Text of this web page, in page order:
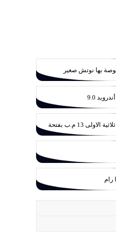
أندرويد 9.0
خلفية ثلاثية الاولى 13 م.ب بفتحة
عدسة F/2.2 والثانية 8 م.ب بفتحة عدسة